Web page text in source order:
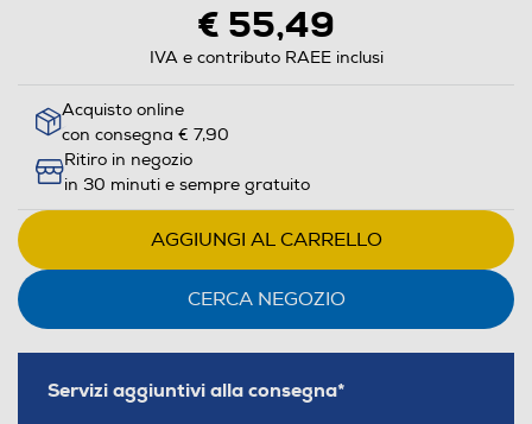
€ 55,49
IVA e contributo RAEE inclusi
Acquisto online
con consegna € 7,90
Ritiro in negozio
in 30 minuti e sempre gratuito
AGGIUNGI AL CARRELLO
CERCA NEGOZIO
Servizi aggiuntivi alla consegna*